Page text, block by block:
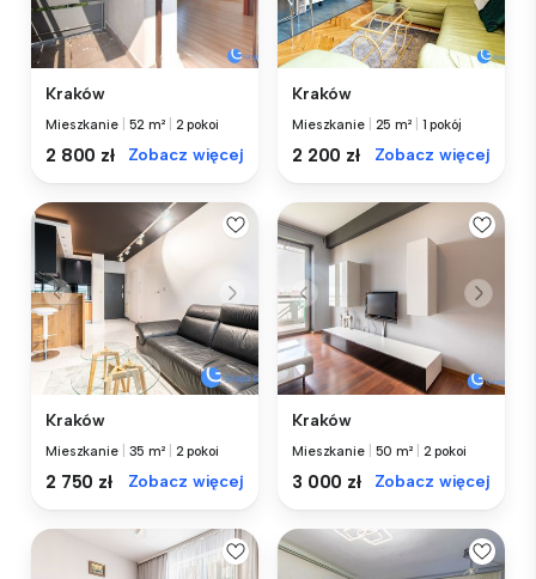
Kraków
Mieszkanie 52 m² 2 pokoi
2 800 zł Zobacz więcej
Kraków
Mieszkanie 25 m² 1 pokój
2 200 zł Zobacz więcej
Kraków
Mieszkanie 35 m² 2 pokoi
2 750 zł Zobacz więcej
Kraków
Mieszkanie 50 m² 2 pokoi
3 000 zł Zobacz więcej